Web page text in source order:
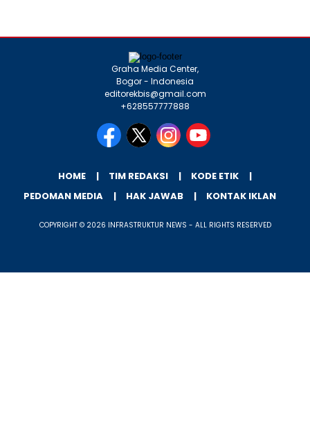
Graha Media Center,
Bogor - Indonesia
editorekbis@gmail.com
+628557777888
HOME TIM REDAKSI
KODE ETIK
PEDOMAN MEDIA
HAK JAWAB KONTAK IKLAN
COPYRIGHT © 2026 INFRASTRUKTUR NEWS - ALL RIGHTS RESERVED